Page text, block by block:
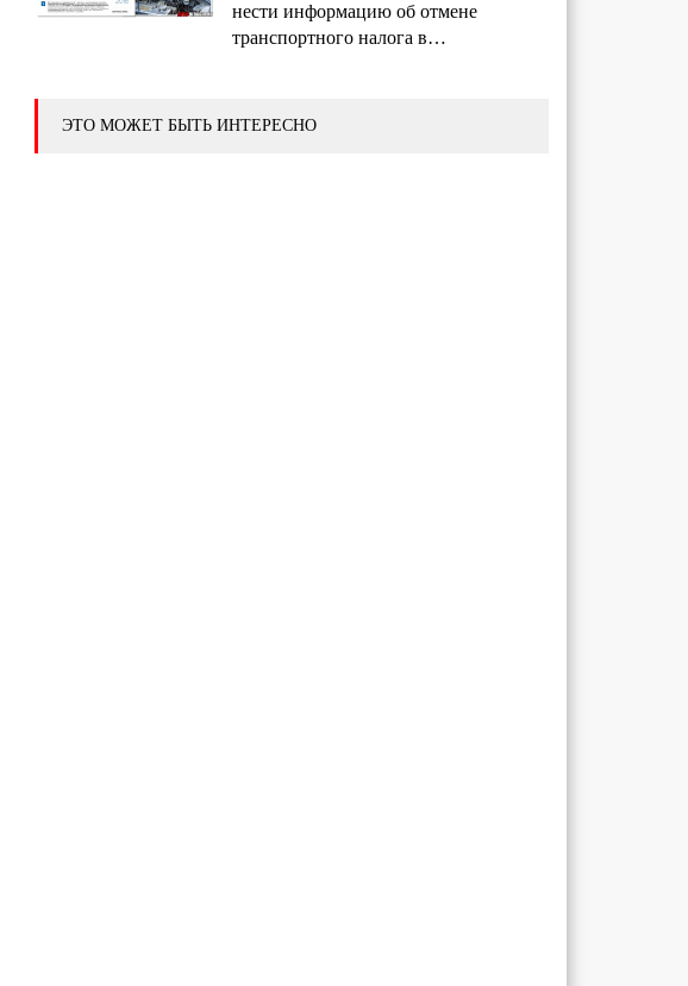
нести информацию об отмене
транспортного налога в…
ЭТО МОЖЕТ БЫТЬ ИНТЕРЕСНО